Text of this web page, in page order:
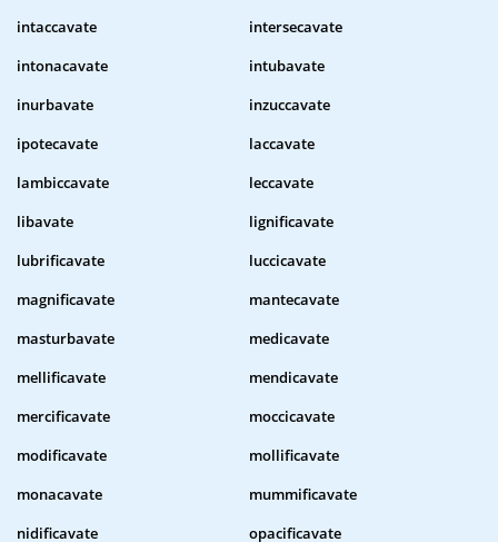
intaccavate
intersecavate
intonacavate
intubavate
inurbavate
inzuccavate
ipotecavate
laccavate
lambiccavate
leccavate
libavate
lignificavate
lubrificavate
luccicavate
magnificavate
mantecavate
masturbavate
medicavate
mellificavate
mendicavate
mercificavate
moccicavate
modificavate
mollificavate
monacavate
mummificavate
nidificavate
opacificavate